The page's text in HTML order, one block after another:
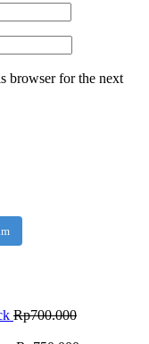
browser for the next
Rp700.000